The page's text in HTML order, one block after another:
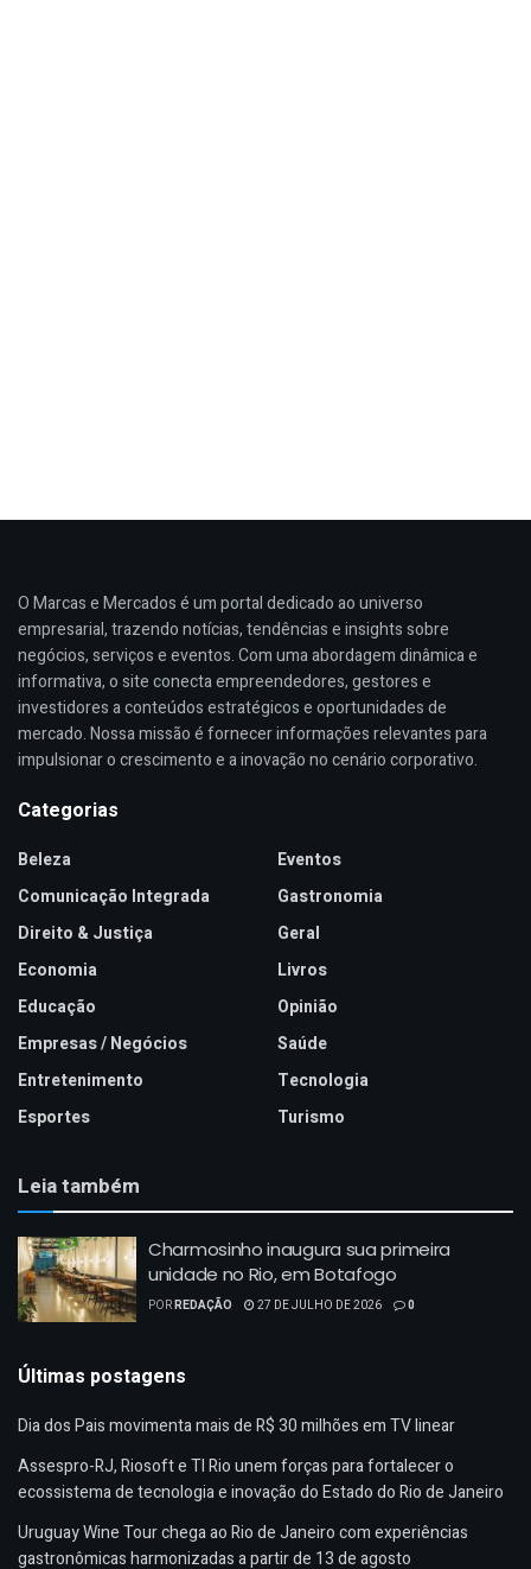
O Marcas e Mercados é um portal dedicado ao universo
empresarial, trazendo notícias, tendências e insights sobre
negócios, serviços e eventos. Com uma abordagem dinâmica e
informativa, o site conecta empreendedores, gestores e
investidores a conteúdos estratégicos e oportunidades de
mercado. Nossa missão é fornecer informações relevantes para
impulsionar o crescimento e a inovação no cenário corporativo.
Categorias
Beleza
Comunicação Integrada
Direito & Justiça
Economia
Educação
Empresas / Negócios
Entretenimento
Esportes
Eventos
Gastronomia
Geral
Livros
Opinião
Saúde
Tecnologia
Turismo
Leia também
Charmosinho inaugura sua primeira
unidade no Rio, em Botafogo
PORREDAÇÃO 27 DE JULHO DE 2026 0
Últimas postagens
Dia dos Pais movimenta mais de R$ 30 milhões em TV linear
Assespro-RJ, Riosoft e TI Rio unem forças para fortalecer o
ecossistema de tecnologia e inovação do Estado do Rio de Janeiro
Uruguay Wine Tour chega ao Rio de Janeiro com experiências
gastronômicas harmonizadas a partir de 13 de agosto